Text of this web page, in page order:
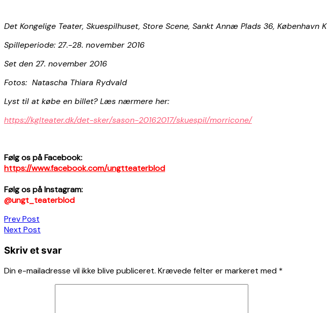
Det Kongelige Teater, Skuespilhuset, Store Scene, Sankt Annæ Plads 36, København K
Spilleperiode: 27.-28. november 2016
Set den 27. november 2016
Fotos: Natascha Thiara Rydvald
Lyst til at købe en billet? Læs nærmere her:
https://kglteater.dk/det-sker/sason-20162017/skuespil/morricone/
Følg os på Facebook:
https://www.facebook.com/ungtteaterblod
Følg os på Instagram:
@ungt_teaterblod
Indlægsnavigation
Prev Post
Next Post
Skriv et svar
Din e-mailadresse vil ikke blive publiceret. Krævede felter er markeret med *